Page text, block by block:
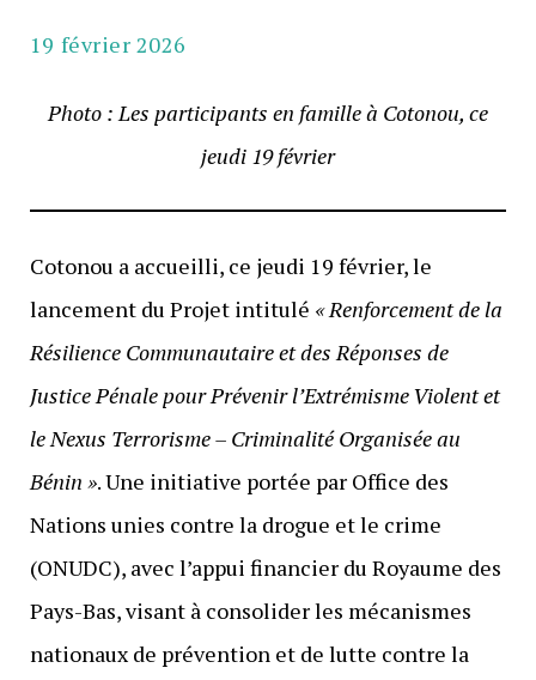
19 février 2026
Photo : Les participants en famille à Cotonou, ce
jeudi 19 février
Cotonou a accueilli, ce jeudi 19 février, le
lancement du Projet intitulé « Renforcement de la
Résilience Communautaire et des Réponses de
Justice Pénale pour Prévenir l’Extrémisme Violent et
le Nexus Terrorisme – Criminalité Organisée au
Bénin ». Une initiative portée par Office des
Nations unies contre la drogue et le crime
(ONUDC), avec l’appui financier du Royaume des
Pays-Bas, visant à consolider les mécanismes
nationaux de prévention et de lutte contre la